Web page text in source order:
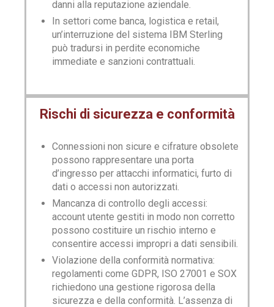
danni alla reputazione aziendale.
In settori come banca, logistica e retail,
un’interruzione del sistema IBM Sterling
può tradursi in perdite economiche
immediate e sanzioni contrattuali.
Rischi di sicurezza e conformità
Connessioni non sicure e cifrature obsolete
possono rappresentare una porta
d’ingresso per attacchi informatici, furto di
dati o accessi non autorizzati.
Mancanza di controllo degli accessi:
account utente gestiti in modo non corretto
possono costituire un rischio interno e
consentire accessi impropri a dati sensibili.
Violazione della conformità normativa:
regolamenti come GDPR, ISO 27001 e SOX
richiedono una gestione rigorosa della
sicurezza e della conformità. L’assenza di